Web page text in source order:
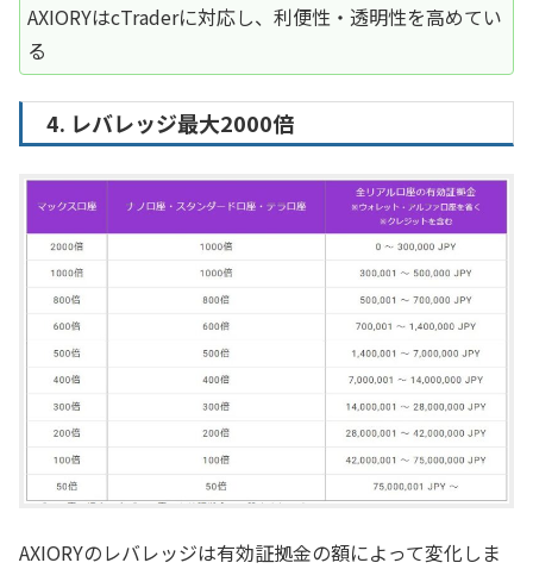
AXIORYはcTraderに対応し、利便性・透明性を高めてい
る
4. レバレッジ最大2000倍
AXIORYのレバレッジは有効証拠金の額によって変化しま